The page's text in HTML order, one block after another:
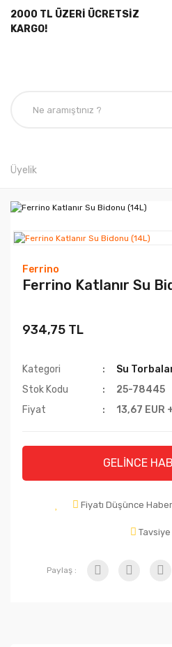
2000 TL ÜZERİ ÜCRETSİZ
KARGO!
Üyelik
Ferrino
Ferrino Katlanır Su
934,75 TL
Kategori Su
Stok Kodu
25-78445
Fiyat
13,67 EUR
GELİNCE
Fiyatı Düşünce
Paylaş :